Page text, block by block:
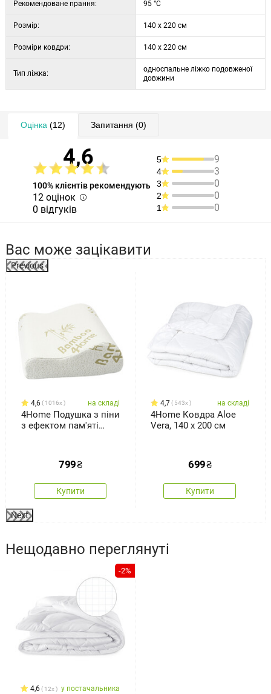
Рекомендоване прання: 95 °C
Розмір: 140 x 220 см
Розміри ковдри: 140 x 220 см
Тип ліжка:
односпальне ліжко подовженої
довжини
Оцінка (12) Запитання (0)
4,6
100% клієнтів рекомендують
12 оцінок
0 відгуків
5 9
4 3
3 0
2 0
1 0
Вас може зацікавити
Previous
4,6 1016x на складі
4Home Подушка з піни
з ефектом пам'яті
799₴
Купити
4,7 543x на складі
4Home Ковдра Aloe
Vera, 140 x 200 см
699₴
Купити
Next
Нещодавно переглянуті
-2%
4,6 12x у постачальника